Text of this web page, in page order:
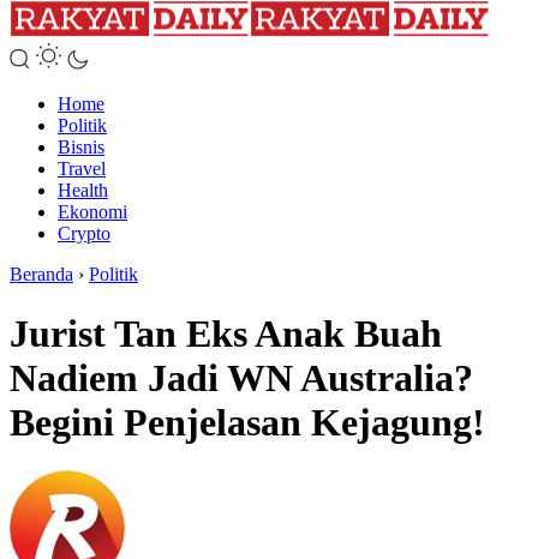
Home
Politik
Bisnis
Travel
Health
Ekonomi
Crypto
Beranda › Politik
Jurist Tan Eks Anak Buah
Nadiem Jadi WN Australia?
Begini Penjelasan Kejagung!